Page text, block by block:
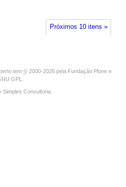
Próximos 10 itens »
tem © 2000-2026 pela Fundação Plone e
GPL
Simples Consultoria